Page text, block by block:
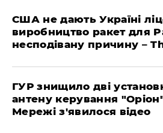
США не дають Україні
виробництво ракет для
несподівану причину –
ГУР знищило дві
антену керування
Мережі з'явилося відео